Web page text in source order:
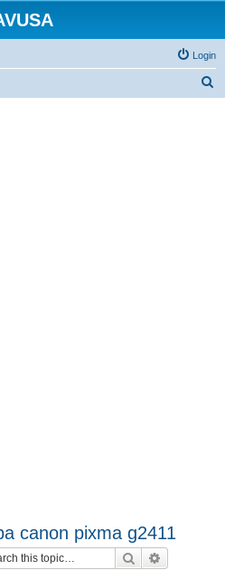
Login
canon pixma g2411
Search